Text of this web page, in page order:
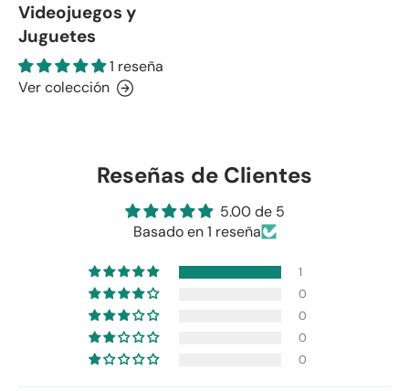
Videojuegos y
Juguetes
1 reseña
Ver colección
Reseñas de Clientes
5.00 de 5
Basado en 1 reseña
1
0
0
0
0